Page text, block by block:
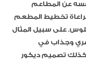
عن المطاعم
تخطيط المطعم
على سبيل المثال
وجذاب في
تصميم ديكور